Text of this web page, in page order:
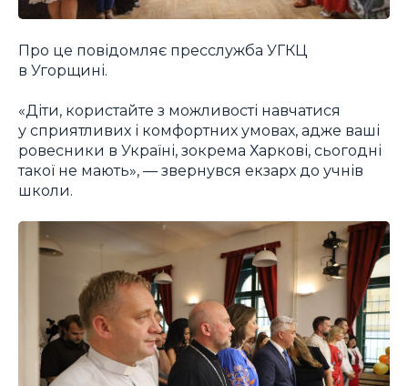
Про це повідомляє пресслужба УГКЦ
в Угорщині.
«Діти, користайте з можливості навчатися
у сприятливих і комфортних умовах, адже ваші
ровесники в Україні, зокрема Харкові, сьогодні
такої не мають», — звернувся екзарх до учнів
школи.